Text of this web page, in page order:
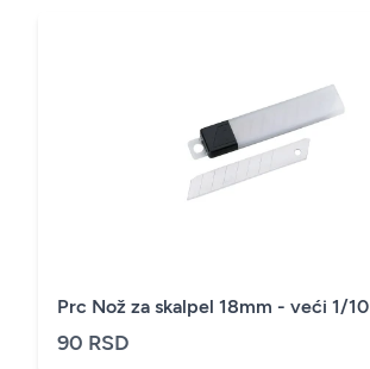
Prc Nož za skalpel 18mm - veći 1/10
90 RSD